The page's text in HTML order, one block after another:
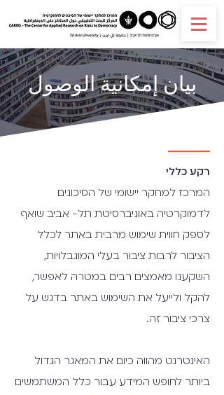
بيان إمكانية الوصول
רקע כללי
המרכז למחקר יישומי של הסיכונים
לדמוקרטיה באוניברסיטת תל- אביב שואף
לספק חווית שימוש מרבית באתר לכלל
הציבור לרבות ציבור בעלי המוגבלויות,
השקענו מאמצים רבים במטרה לאפשר,
להקל ולייעל את השימוש באתר בדגש על
צרכי ציבור זה.
האינטרנט מהווה כיום את המאגר הגדול
ביותר לחופש המידע עבור כלל המשתמשים